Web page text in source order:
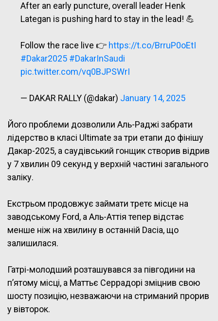
After an early puncture, overall leader Henk
Lategan is pushing hard to stay in the lead! 💪
Follow the race live 👉 https://t.co/BrruP0oEtI
#Dakar2025 #DakarInSaudi
pic.twitter.com/vq0BJPSWrI
— DAKAR RALLY (@dakar) January 14, 2025
Його проблеми дозволили Аль-Раджі забрати
лідерство в класі Ultimate за три етапи до фінішу
Дакар-2025, а саудівський гонщик створив відрив
у 7 хвилин 09 секунд у верхній частині загального
заліку.
Екстрьом продовжує займати третє місце на
заводському Ford, а Аль-Аттія тепер відстає
менше ніж на хвилину в останній Dacia, що
залишилася.
Гатрі-молодший розташувався за півгодини на
п’ятому місці, а Маттьє Серрадорі зміцнив свою
шосту позицію, незважаючи на стриманий прорив
у вівторок.